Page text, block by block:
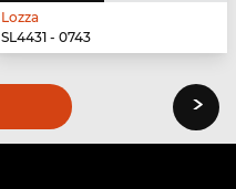
Lozza
SL4431 - 0743
›